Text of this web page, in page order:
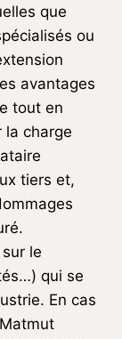
que
ou
avantages
tout en
la charge
tiers et,
le
qui se
En cas